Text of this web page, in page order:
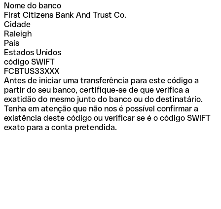
Nome do banco
First Citizens Bank And Trust Co.
Cidade
Raleigh
País
Estados Unidos
código SWIFT
FCBTUS33XXX
Antes de iniciar uma transferência para este código a
partir do seu banco, certifique-se de que verifica a
exatidão do mesmo junto do banco ou do destinatário.
Tenha em atenção que não nos é possível confirmar a
existência deste código ou verificar se é o código SWIFT
exato para a conta pretendida.